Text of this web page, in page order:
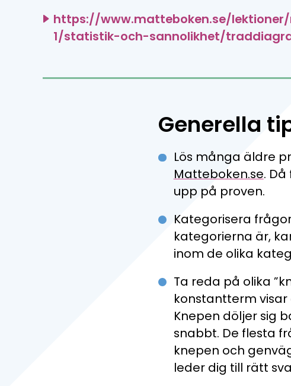
https://www.matteboken.se/
1/statistik-och-sannolikhet/
Generella
Lös många äldre
Matteboken.se.
upp på proven.
Kategorisera
kategorierna är,
inom de olika
Ta reda på olika
konstantterm
Knepen döljer sig
snabbt. De flesta
knepen och
leder dig till rätt